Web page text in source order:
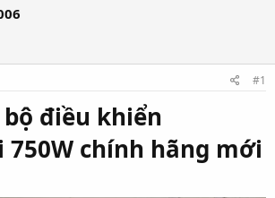
#1
bộ điều khiển
chính hãng mới